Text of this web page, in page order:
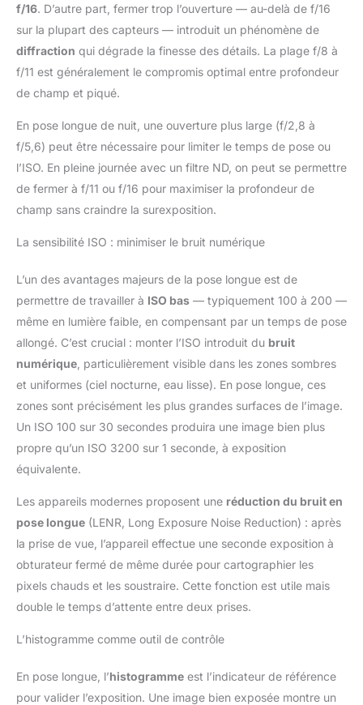
f/16. D’autre part, fermer trop l’ouverture — au-delà de f/16
sur la plupart des capteurs — introduit un phénomène de
diffraction qui dégrade la finesse des détails. La plage f/8 à
f/11 est généralement le compromis optimal entre profondeur
de champ et piqué.
En pose longue de nuit, une ouverture plus large (f/2,8 à
f/5,6) peut être nécessaire pour limiter le temps de pose ou
l’ISO. En pleine journée avec un filtre ND, on peut se permettre
de fermer à f/11 ou f/16 pour maximiser la profondeur de
champ sans craindre la surexposition.
La sensibilité ISO : minimiser le bruit numérique
L’un des avantages majeurs de la pose longue est de
permettre de travailler à ISO bas — typiquement 100 à 200 —
même en lumière faible, en compensant par un temps de pose
allongé. C’est crucial : monter l’ISO introduit du bruit
numérique , particulièrement visible dans les zones sombres
et uniformes (ciel nocturne, eau lisse). En pose longue, ces
zones sont précisément les plus grandes surfaces de l’image.
Un ISO 100 sur 30 secondes produira une image bien plus
propre qu’un ISO 3200 sur 1 seconde, à exposition
équivalente.
Les appareils modernes proposent une réduction du bruit en
pose longue (LENR, Long Exposure Noise Reduction) : après
la prise de vue, l’appareil effectue une seconde exposition à
obturateur fermé de même durée pour cartographier les
pixels chauds et les soustraire. Cette fonction est utile mais
double le temps d’attente entre deux prises.
L’histogramme comme outil de contrôle
En pose longue, l’histogramme est l’indicateur de référence
pour valider l’exposition. Une image bien exposée montre un